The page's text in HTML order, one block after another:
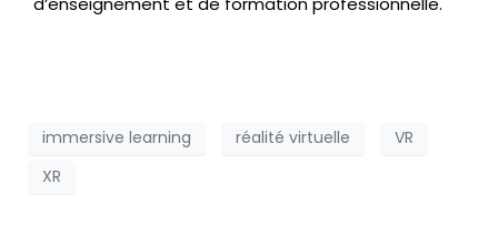
immersive learning réalité virtuelle
VR
XR